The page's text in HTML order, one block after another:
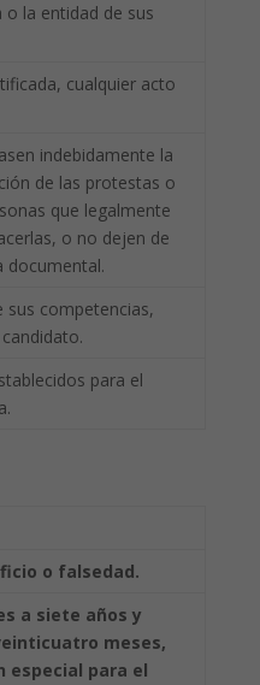
o la entidad de sus
cualquier acto
indebidamente la
de las protestas o
que legalmente
o no dejen de
documental.
sus competencias,
para el
o falsedad.
a siete años y
meses,
especial para el